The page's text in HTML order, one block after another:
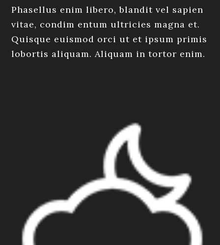
Phasellus enim libero, blandit vel sapien
vitae, condim entum ultricies magna et.
Quisque euismod orci ut et ipsum primis
lobortis aliquam. Aliquam in tortor enim.